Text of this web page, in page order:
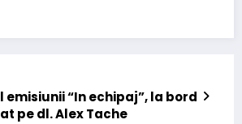
emisiunii “In echipaj”, la bord
pe dl. Alex Tache